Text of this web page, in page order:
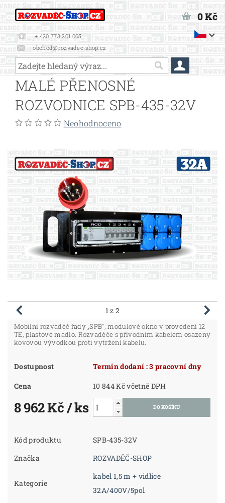
+ 420 773 201 065
obchod@rozvadec-shop.cz
0 Kč
MALÉ PŘENOSNÉ
ROZVODNICE SPB-435-32V
Neohodnoceno
1z 2
Mobilní rozvaděč řady „SPB“, modulové okno v provedení 12
TE, plastové madlo. Rozvaděče s přívodním kabelem osazeny
kovovou vývodkou proti vytržení kabelu.
Dostupnost Termin dodaní : 3 pracovní dny
Cena 10 844 Kč včetně DPH
8 962 Kč/ ks
Kód produktu
SPB-435-32V
Značka
ROZVADĚČ-SHOP
Kategorie
kabel 1,5 m + vidlice
32A/400V/5pol